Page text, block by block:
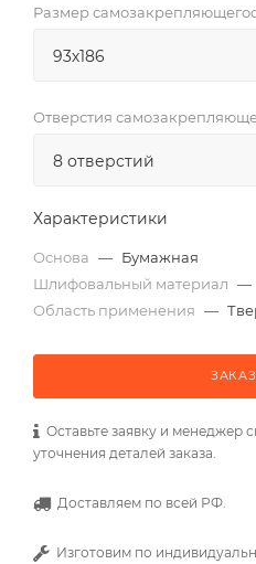
Размер
Отверстия
Характеристики
Основа — Бумажная
Шлифовальный материал —
Область применения —
Оставьте заявку и менеджер
уточнения деталей заказа.
Доставляем по всей РФ.
Изготовим по